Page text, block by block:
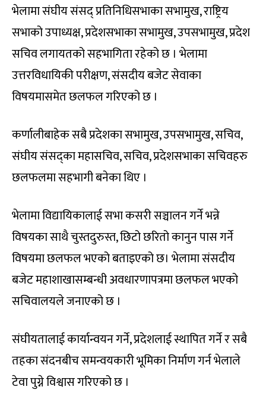
भेलामा संघीय संसद् प्रतिनिधिसभाका सभामुख, राष्ट्रिय
सभाको उपाध्यक्ष, प्रदेशसभाका सभामुख, उपसभामुख, प्रदेश
सचिव लगायतको सहभागिता रहेको छ । भेलामा
उत्तरविधायिकी परीक्षण, संसदीय बजेट सेवाका
विषयमासमेत छलफल गरिएको छ ।
कर्णालीबाहेक सबै प्रदेशका सभामुख, उपसभामुख, सचिव,
संघीय संसद्का महासचिव, सचिव, प्रदेशसभाका सचिवहरु
छलफलमा सहभागी बनेका थिए ।
भेलामा विद्यायिकालाई सभा कसरी सञ्चालन गर्ने भन्ने
विषयका साथै चुस्तदुरुस्त, छिटो छरितो कानुन पास गर्ने
विषयमा छलफल भएको बताइएको छ। भेलामा संसदीय
बजेट महाशाखासम्बन्धी अवधारणापत्रमा छलफल भएको
सचिवालयले जनाएको छ ।
संघीयतालाई कार्यान्वयन गर्ने, प्रदेशलाई स्थापित गर्ने र सबै
तहका संदनबीच समन्वयकारी भूमिका निर्माण गर्न भेलाले
टेवा पुग्ने विश्वास गरिएको छ ।